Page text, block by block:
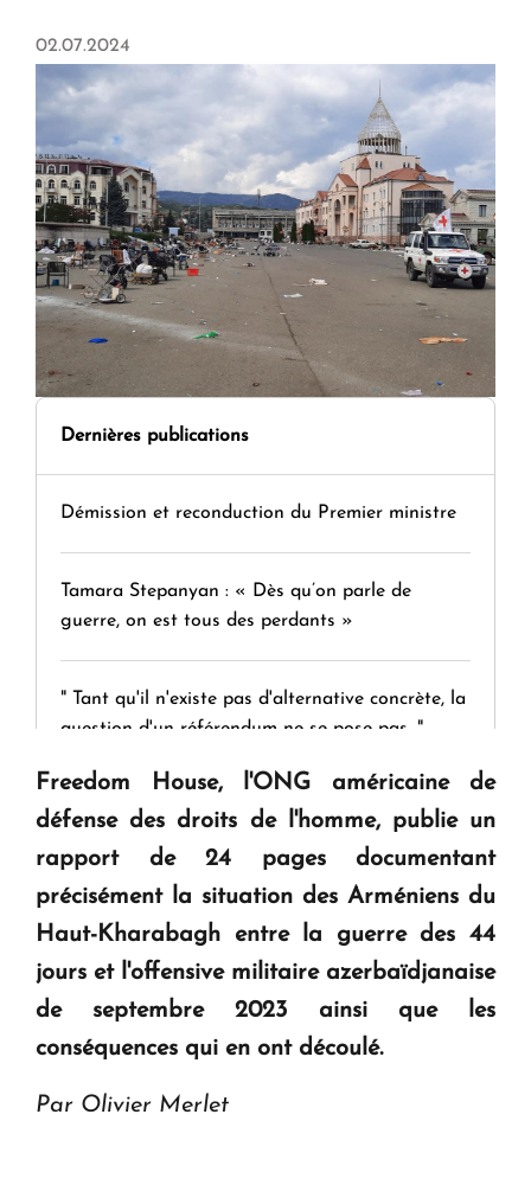
02.07.2024
Dernières publications
Démission et reconduction du Premier ministre
Tamara Stepanyan : « Dès qu’on parle de
guerre, on est tous des perdants »
" Tant qu'il n'existe pas d'alternative concrète, la
question d'un référendum ne se pose pas. "
KASA : 30 ans d'audace, de résilience et d'avenir
ouvrira ses portes à Dilijan
Freedom House, l'ONG américaine de
défense des droits de l'homme, publie un
rapport de 24 pages documentant
précisément la situation des Arméniens du
Haut-Kharabagh entre la guerre des 44
jours et l'offensive militaire azerbaïdjanaise
de septembre 2023 ainsi que les
conséquences qui en ont découlé.
Par Olivier Merlet